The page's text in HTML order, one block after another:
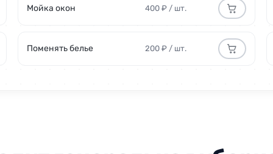
1200
Мойка окон 400 ₽ / шт.
Поменять белье 200 ₽ / шт.